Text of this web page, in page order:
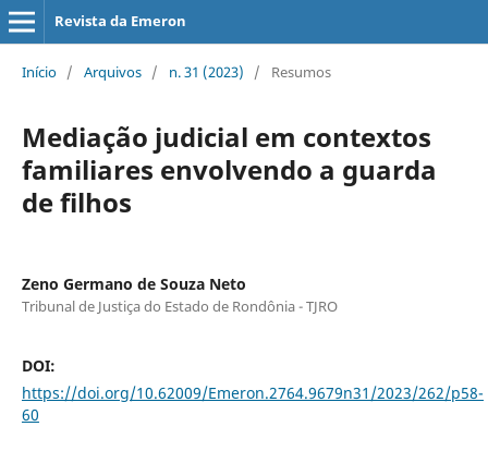
Revista da Emeron
Início / Arquivos / n. 31 (2023) / Resumos
Mediação judicial em contextos
familiares envolvendo a guarda
de filhos
Zeno Germano de Souza Neto
Tribunal de Justiça do Estado de Rondônia - TJRO
DOI:
https://doi.org/10.62009/Emeron.2764.9679n31/2023/262/p58-
60